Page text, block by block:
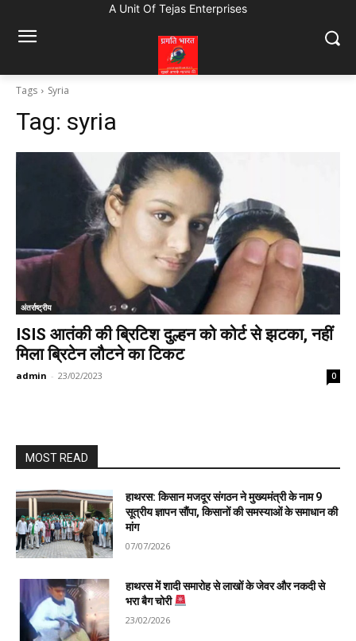
A Unit Of Tejas Enterprises
Tags Syria
Tag: syria
अंतर्राष्ट्रीय
ISIS आतंकी की ब्रिटिश दुल्हन को कोर्ट से झटका, नहीं
मिला ब्रिटेन लौटने का टिकट
admin - 23/02/2023 0
MOST READ
हाथरस: किसान मजदूर संगठन ने मुख्यमंत्री के नाम 9
सूत्रीय ज्ञापन सौंपा, किसानों की समस्याओं के समाधान की
मांग
07/07/2026
हाथरस में शादी समारोह से लाखों के जेवर और नकदी से
भरा बैग चोरी
23/02/2026